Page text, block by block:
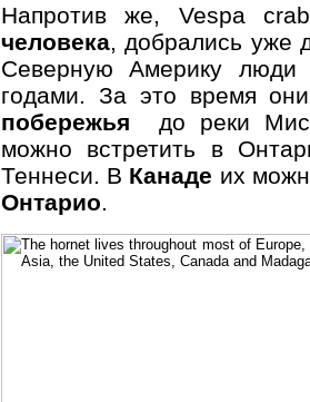
Напротив же, Vespa
человека, добрались уже
Северную Америку
годами. За это время
побережья до реки
можно встретить в
Теннеси. В Канаде их
Онтарио.